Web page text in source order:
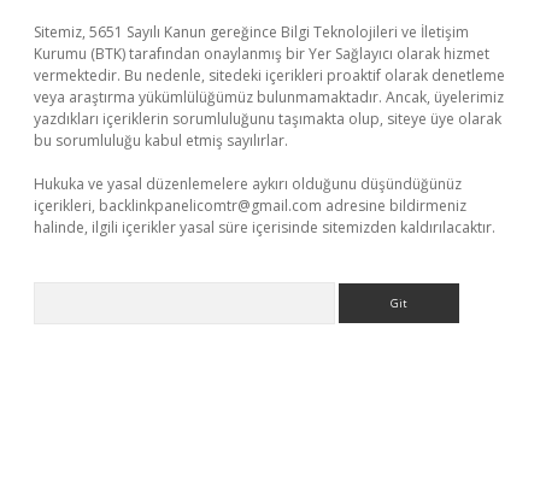
Sitemiz, 5651 Sayılı Kanun gereğince Bilgi Teknolojileri ve İletişim
Kurumu (BTK) tarafından onaylanmış bir Yer Sağlayıcı olarak hizmet
vermektedir. Bu nedenle, sitedeki içerikleri proaktif olarak denetleme
veya araştırma yükümlülüğümüz bulunmamaktadır. Ancak, üyelerimiz
yazdıkları içeriklerin sorumluluğunu taşımakta olup, siteye üye olarak
bu sorumluluğu kabul etmiş sayılırlar.
Hukuka ve yasal düzenlemelere aykırı olduğunu düşündüğünüz
içerikleri, backlinkpanelicomtr@gmail.com adresine bildirmeniz
halinde, ilgili içerikler yasal süre içerisinde sitemizden kaldırılacaktır.